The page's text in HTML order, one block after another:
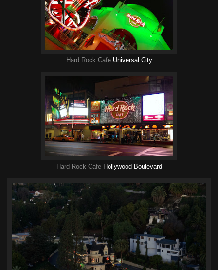
Hard Rock CafeUniversal City
Hard Rock CafeHollywood Boulevard